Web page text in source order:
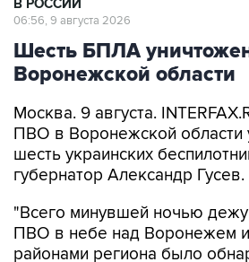
Шесть БПЛА
Воронежской области
Москва. 9 августа.
шесть украинских
губернатор Александр Гусев.
"Всего минувшей ночью
районами региона было
уничтожено шесть